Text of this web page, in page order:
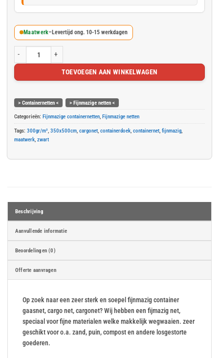
Maatwerk– Levertijd ong. 10-15 werkdagen
Zwart fijnmazig containernet cargonet 350x500cm - 300gr/m² aantal
TOEVOEGEN AAN WINKELWAGEN
> Containernetten <
> Fijnmazige netten <
Categorieën: Fijnmazige containernetten, Fijnmazige netten
Tags: 300gr/m², 350x500cm, cargonet, containerdoek, containernet, fijnmazig,
maatwerk, zwart
Beschrijving
Aanvullende informatie
Beoordelingen (0)
Offerte aanvragen
Op zoek naar een zeer sterk en soepel fijnmazig container
gaasnet, cargo net, cargonet? Wij hebben een fijmazig net,
speciaal voor fijne materialen welke makkelijk wegwaaien. zeer
geschikt voor o.a. zand, puin, compost en andere losgestorte
goederen.